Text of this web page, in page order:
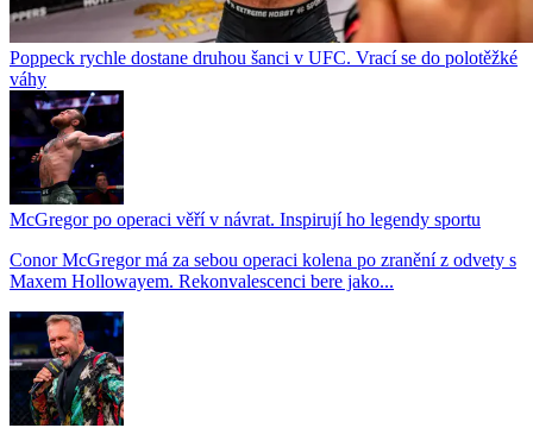
Poppeck rychle dostane druhou šanci v UFC. Vrací se do polotěžké
váhy
McGregor po operaci věří v návrat. Inspirují ho legendy sportu
Conor McGregor má za sebou operaci kolena po zranění z odvety s
Maxem Hollowayem. Rekonvalescenci bere jako...